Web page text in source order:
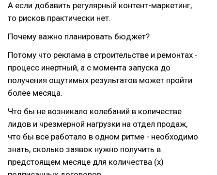
А если добавить регулярный контент-маркетинг,
то рисков практически нет.
Почему важно планировать бюджет?
Потому что реклама в строительстве и ремонтах -
процесс инертный, а с момента запуска до
получения ощутимых результатов может пройти
более месяца.
Что бы не возникало колебаний в количестве
лидов и чрезмерной нагрузки на отдел продаж,
что бы все работало в одном ритме - необходимо
знать, сколько заявок нужно получить в
предстоящем месяце для количества (x)